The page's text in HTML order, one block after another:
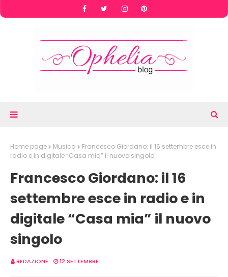
Home page Musica
Francesco Giordano: il 16 settembre esce in
radio e in digitale “Casa mia” il nuovo singolo
Francesco Giordano: il 16
settembre esce in radio e in
digitale “Casa mia” il nuovo
singolo
REDAZIONE 12 SETTEMBRE